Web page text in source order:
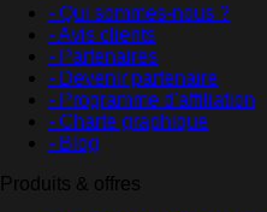
- Qui sommes-nous ?
- Avis clients
- Partenaires
- Devenir partenaire
- Programme d'affiliation
- Charte graphique
- Blog
Produits & offres